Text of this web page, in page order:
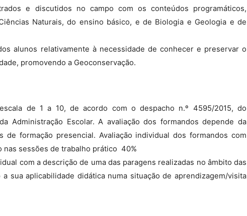
e discutidos no campo com os conteúdos programáticos,
Naturais, do ensino básico, e de Biologia e Geologia e de
alunos relativamente à necessidade de conhecer e preservar o
promovendo a Geoconservação.
de 1 a 10, de acordo com o despacho n.º 4595/2015, do
Administração Escolar. A avaliação dos formandos depende da
de formação presencial. Avaliação individual dos formandos com
sessões de trabalho prático  40%
com a descrição de uma das paragens realizadas no âmbito das
sua aplicabilidade didática numa situação de aprendizagem/visita